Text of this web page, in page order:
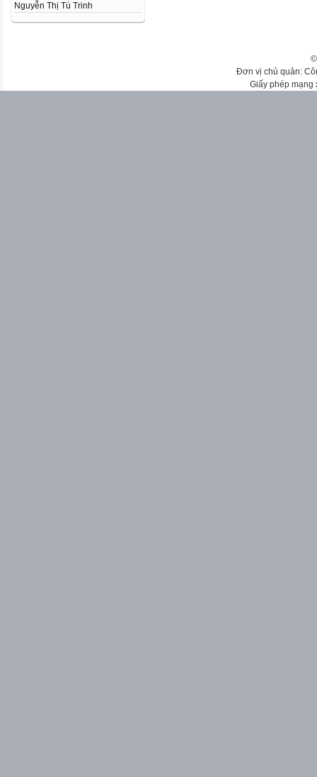
Nguyễn Thị Tú Trinh
Đơn vị chủ quản:
Giấy phép mạng